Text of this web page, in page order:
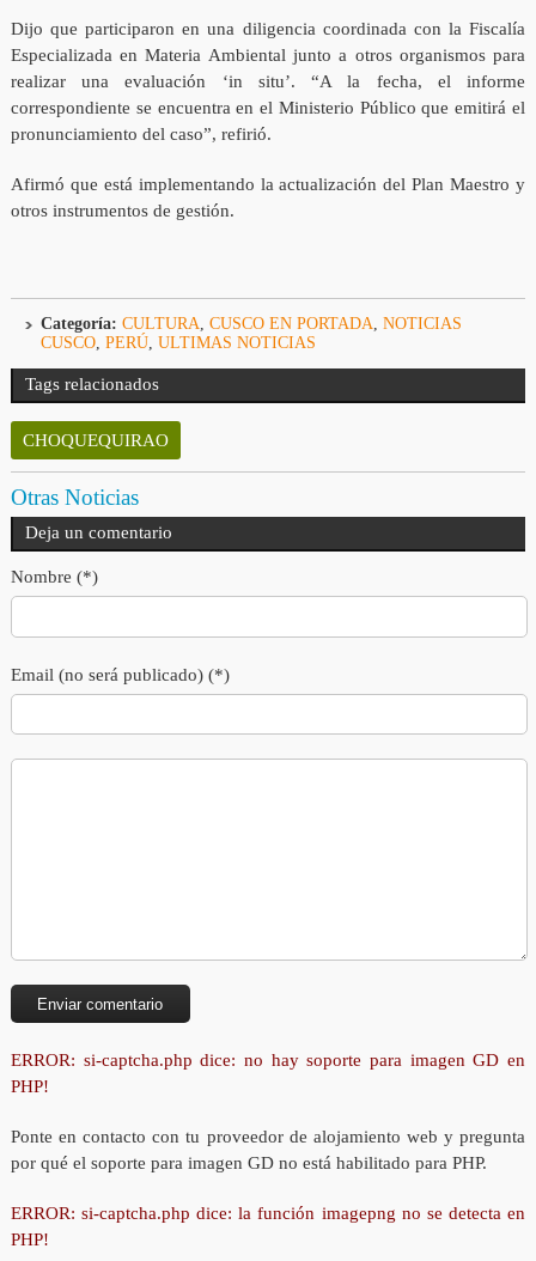
Dijo que participaron en una diligencia coordinada con la Fiscalía
Especializada en Materia Ambiental junto a otros organismos para
realizar una evaluación ‘in situ’. “A la fecha, el informe
correspondiente se encuentra en el Ministerio Público que emitirá el
pronunciamiento del caso”, refirió.
Afirmó que está implementando la actualización del Plan Maestro y
otros instrumentos de gestión.
Categoría: CULTURA, CUSCO EN PORTADA, NOTICIAS
CUSCO, PERÚ, ULTIMAS NOTICIAS
Tags relacionados
CHOQUEQUIRAO
Otras Noticias
Deja un comentario
Nombre (*)
Email (no será publicado) (*)
ERROR: si-captcha.php dice: no hay soporte para imagen GD en
PHP!
Ponte en contacto con tu proveedor de alojamiento web y pregunta
por qué el soporte para imagen GD no está habilitado para PHP.
ERROR: si-captcha.php dice: la función imagepng no se detecta en
PHP!